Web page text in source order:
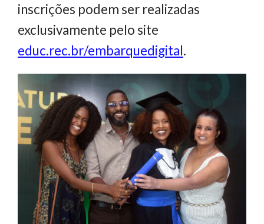
inscrições podem ser realizadas
exclusivamente pelo site
educ.rec.br/embarquedigital.